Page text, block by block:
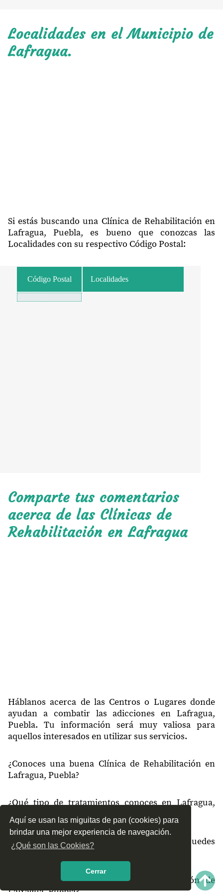
Aquí se usan las miguitas de pan (cookies) para
brindar una mejor experiencia de navegación.
¿Qué son las Cookies?
Cerrar
Localidades en el Municipio de
Lafragua.
Si estás buscando una Clínica de Rehabilitación en
Lafragua, Puebla, es bueno que conozcas las
Localidades con su respectivo Código Postal:
Código Postal Localidades
Comparte tus comentarios
acerca de las Clínicas de
Rehabilitación en Lafragua
Háblanos acerca de las Centros o Lugares donde
ayudan a combatir las adicciones en Lafragua,
Puebla. Tu información será muy valiosa para
aquellos interesados en utilizar sus servicios.
¿Conoces una buena Clínica de Rehabilitación en
Lafragua, Puebla?
¿Qué tipo de tratamientos conoces en Lafragua,
Puebla?
¿Cómo es el servicio de las Clínicas que puedes
encontrar en Lafragua, Puebla?
¿Recomiendas las Clínicas de Rehabilitación de